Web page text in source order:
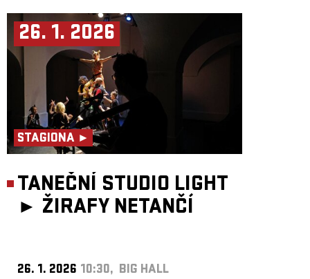
26. 1. 2026
STAGIONA ►
TANEČNÍ STUDIO LIGHT
► ŽIRAFY NETANČÍ
26. 1. 2026 10:30, BIG HALL